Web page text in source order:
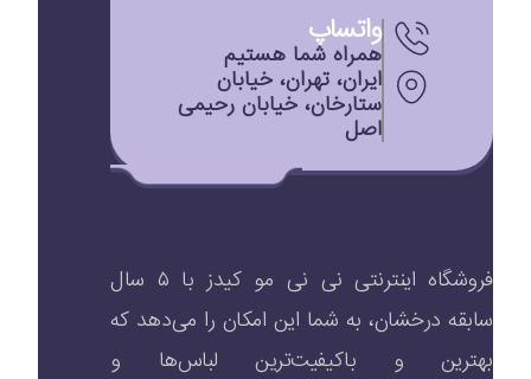
ایران، تهران، خیابان
ستارخان، خیابان رحیمی
اصل
واتساپ
همراه شما هستیم
فروشگاه اینترنتی نی نی مو کیدز با ۵ سال
سابقه درخشان، به شما این امکان را می‌دهد که
بهترین و باکیفیت‌ترین لباس‌ها و